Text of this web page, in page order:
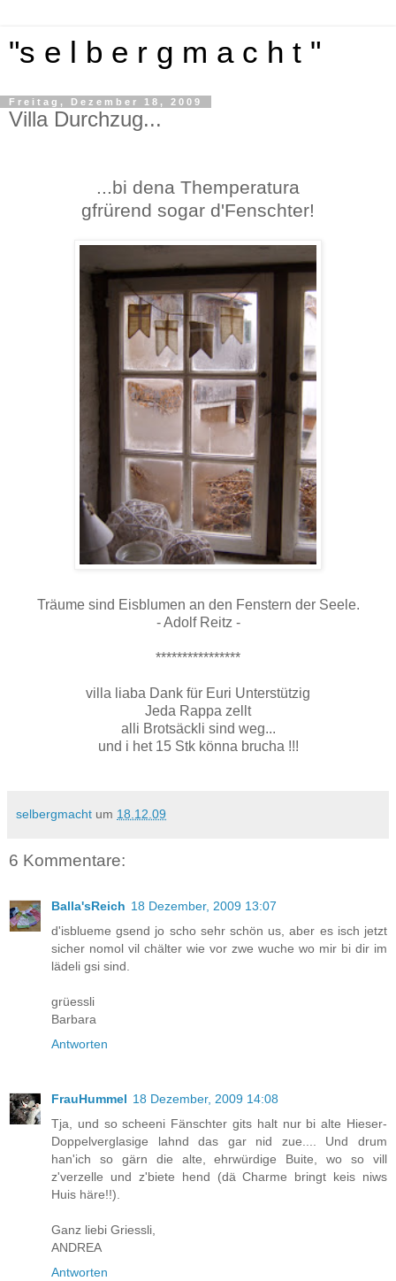
"s e l b e r g m a c h t "
Freitag, Dezember 18, 2009
Villa Durchzug...
...bi dena Themperatura
gfrürend sogar d'Fenschter!
Träume sind Eisblumen an den Fenstern der Seele.
- Adolf Reitz -
****************
villa liaba Dank für Euri Unterstützig
Jeda Rappa zellt
alli Brotsäckli sind weg...
und i het 15 Stk könna brucha !!!
selbergmacht um 18.12.09
6 Kommentare:
Balla'sReich 18 Dezember, 2009 13:07
d'isblueme gsend jo scho sehr schön us, aber es isch jetzt
sicher nomol vil chälter wie vor zwe wuche wo mir bi dir im
lädeli gsi sind.
grüessli
Barbara
Antworten
FrauHummel 18 Dezember, 2009 14:08
Tja, und so scheeni Fänschter gits halt nur bi alte Hieser-
Doppelverglasige lahnd das gar nid zue.... Und drum
han'ich so gärn die alte, ehrwürdige Buite, wo so vill
z'verzelle und z'biete hend (dä Charme bringt keis niws
Huis häre!!).
Ganz liebi Griessli,
ANDREA
Antworten